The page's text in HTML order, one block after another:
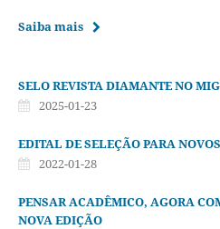
Saiba mais
SELO REVISTA DIAMANTE NO
2025-01-23
EDITAL DE SELEÇÃO PARA
2022-01-28
PENSAR ACADÊMICO, AGORA
NOVA EDIÇÃO